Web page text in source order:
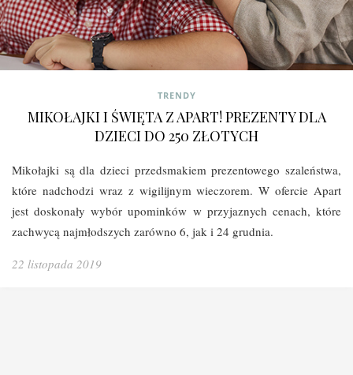
TRENDY
MIKOŁAJKI I ŚWIĘTA Z APART! PREZENTY DLA
DZIECI DO 250 ZŁOTYCH
Mikołajki są dla dzieci przedsmakiem prezentowego szaleństwa,
które nadchodzi wraz z wigilijnym wieczorem. W ofercie Apart
jest doskonały wybór upominków w przyjaznych cenach, które
zachwycą najmłodszych zarówno 6, jak i 24 grudnia.
22 listopada 2019